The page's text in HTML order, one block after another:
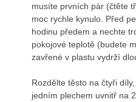
musíte prvních pár (čtěte
moc rychle kynulo. Před
hodinu předem a nechte
pokojové teplotě (budete
zavřené v plastu vydrží
Rozdělte těsto na čtyři
jedním plechem uvnitř na